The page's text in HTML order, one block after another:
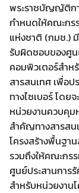
พระราชบัญญัติก
กำหนดให้คณะกร
แห่งชาติ (กมช.)
รับผิดชอบของศูน
คอมพิวเตอร์สำห
สารสนเทศ เพื่อป
ทางไซเบอร์ โด
หน่วยงานควบคุม
สำคัญทางสารสน
โครงสร้างพื้นฐา
รวมถึงให้คณะกร
ศูนย์ประสานการ
สำหรับหน่วยงาน